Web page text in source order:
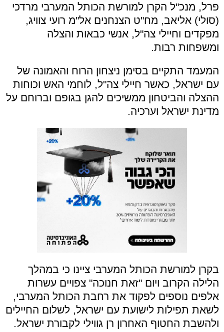
פרל, מנכ"ל הקרן למורשת הכותל המערבי מרדכי
(סולי) אליאב, מח"ט הצנחנים אל"מ רועי צוויג,
מפקדים וחיילי צה"ל, אנשי כבאות והצלה
ומשפחות רבות.
המעמד התקיים בסימן ניצחון הרוח והאמונה של
עם ישראל, כאשר חיילי צה"ל, לוחמי האש וכוחות
ההצלה והביטחון ממשיכים להגן בגופם וברוחם על
מדינת ישראל וערכיה.
בקרן למורשת הכותל המערבי ציינו כי במהלך
הלילה הקרוב ויום "זאת חנוכה" צפויים עשרות
אלפים נוספים לפקוד את רחבת הכותל המערבי,
לשאת תפילות לישועת עם ישראל, לשלום החיילים
ולהשבת החטוף האחרון רן גווילי לקבורת ישראל.